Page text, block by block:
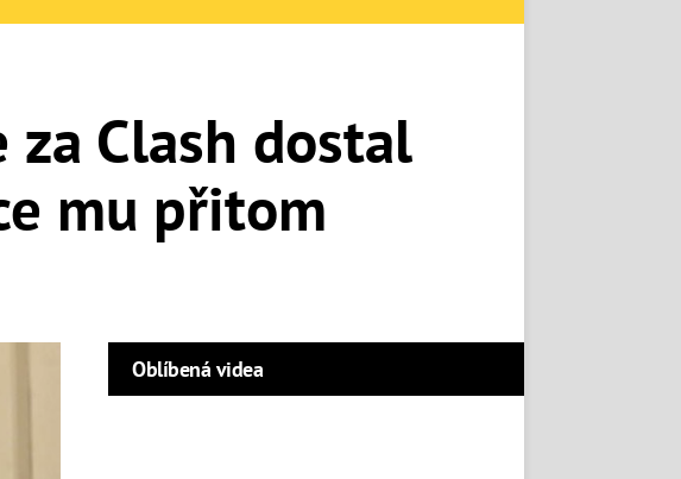
Clash dostal
mu přitom
Oblíbená videa